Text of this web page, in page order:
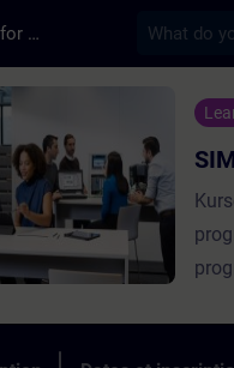
Training Services for Digital Industries
- SIMATIC S7